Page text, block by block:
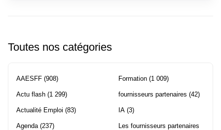
Toutes nos catégories
AAESFF (908)
Actu flash (1 299)
Actualité Emploi (83)
Agenda (237)
Formation (1 009)
fournisseurs partenaires (42)
IA (3)
Les fournisseurs partenaires